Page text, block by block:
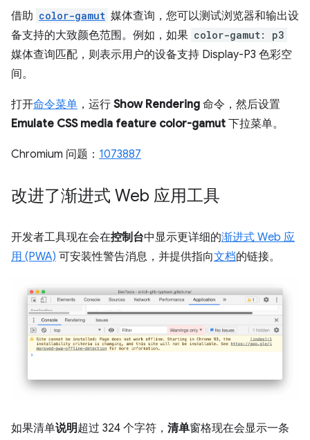
借助 color-gamut 媒体查询，您可以测试浏览器和输出设
备支持的大致颜色范围。例如，如果 color-gamut: p3
媒体查询匹配，则表示用户的设备支持 Display-P3 色彩空
间。
打开命令菜单 ，运行 Show Rendering 命令，然后设置
Emulate CSS media feature color-gamut 下拉菜单。
Chromium 问题： 1073887
改进了渐进式 Web 应用工具
开发者工具现在会在控制台中显示更详细的渐进式 Web 应
用 (PWA) 可安装性警告消息，并提供指向文档的链接。
如果清单说明超过 324 个字符， 清单窗格现在会显示一条